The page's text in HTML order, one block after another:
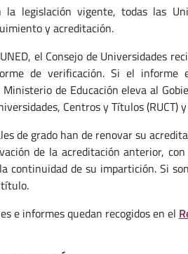
la legislación vigente, todas las
y acreditación.
el Consejo de Universidades
de verificación. Si el informe
de Educación eleva al
Centros y Títulos
de grado han de renovar su
de la acreditación anterior,
continuidad de su impartición. Si
e informes quedan recogidos en el